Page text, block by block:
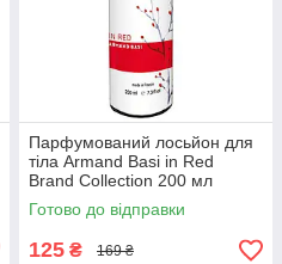
Парфумований лосьйон для
тіла Armand Basi in Red
Brand Collection 200 мл
Готово до відправки
125 ₴ 169 ₴